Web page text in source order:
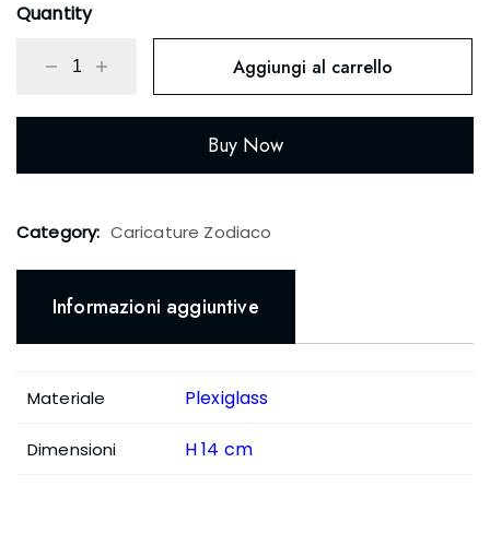
Quantity
Aggiungi al carrello
Buy Now
Category: Caricature Zodiaco
Informazioni aggiuntive
Materiale Plexiglass
Dimensioni H 14 cm